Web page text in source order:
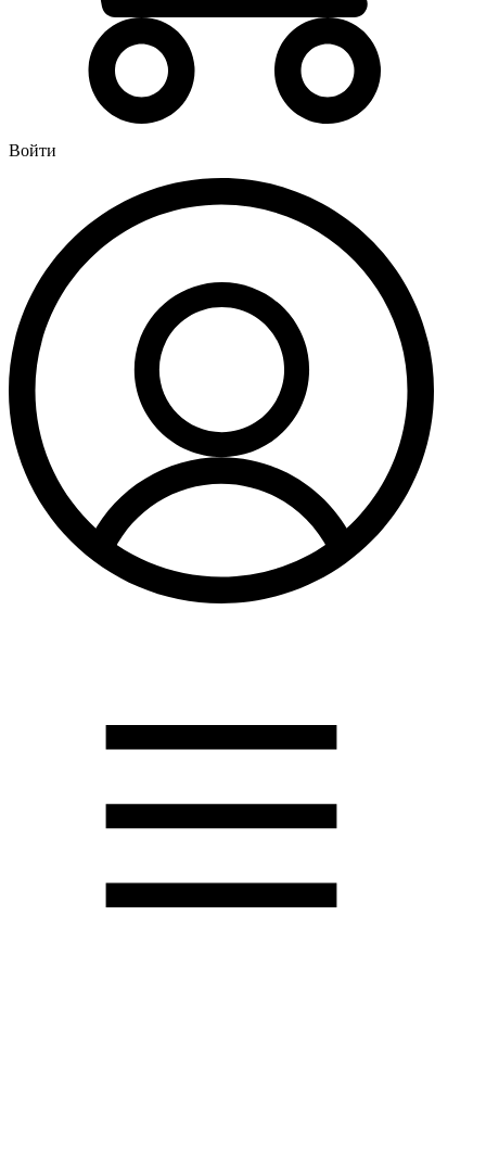
Войти
Газовые водонагреватели
Электрические водонагреватели накопительные
Магистральные фильтры для воды
Фильтры для воды под мойку
Водоснабжение
Кран шаровый
Крепеж для монтажных труб
Металлопластиковые трубы и фитинги (обжим евростандарт)
Развернуть
Душевые кабины и комплектующие
Душевые двери
Душевые кабины
Душевые перегородки
(2)
Задвижки и комплектующие
Канализационная труба и фитинги полипропилен (ПП)